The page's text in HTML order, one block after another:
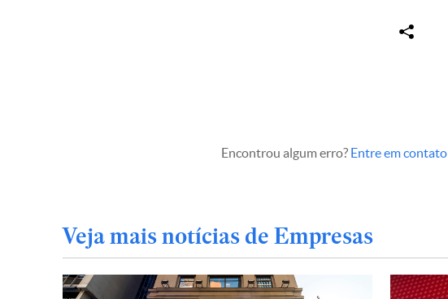
Encontrou algum erro? Entre em contato
Veja mais notícias de Empresas